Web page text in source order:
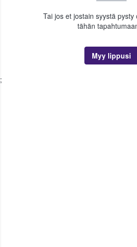
Tai jos et jostain syystä pysty
tähän
Myy lippusi
;